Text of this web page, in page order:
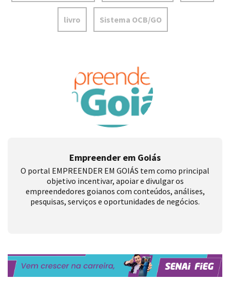
Bela Vista de Goiás cooperativismo
Empreender em Goiás
O portal EMPREENDER EM GOIÁS tem como principal
objetivo incentivar, apoiar e divulgar os
empreendedores goianos com conteúdos, análises,